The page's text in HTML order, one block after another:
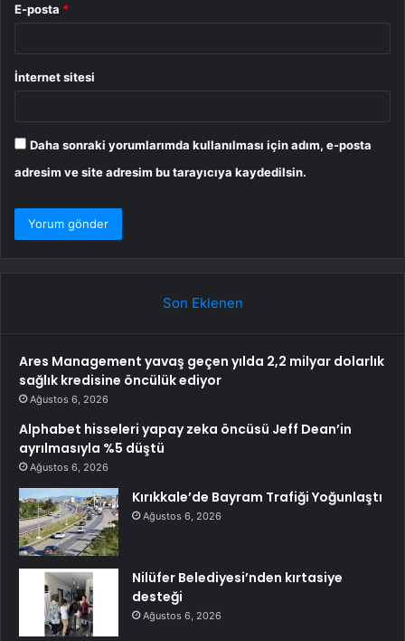
E-posta *
İnternet sitesi
Daha sonraki yorumlarımda kullanılması için adım, e-posta
adresim ve site adresim bu tarayıcıya kaydedilsin.
Son Eklenen
Ares Management yavaş geçen yılda 2,2 milyar dolarlık
sağlık kredisine öncülük ediyor
Ağustos 6, 2026
Alphabet hisseleri yapay zeka öncüsü Jeff Dean’in
ayrılmasıyla %5 düştü
Ağustos 6, 2026
Kırıkkale’de Bayram Trafiği Yoğunlaştı
Ağustos 6, 2026
Nilüfer Belediyesi’nden kırtasiye
desteği
Ağustos 6, 2026